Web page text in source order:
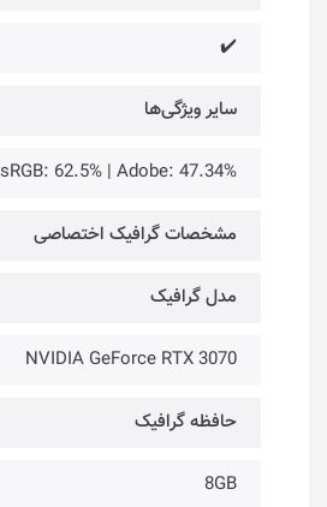
✔️
سایر ویژگی‌ها
sRGB: 62.5% | Adobe: 47.34%
مشخصات گرافیک اختصاصی
مدل گرافیک
NVIDIA GeForce RTX 3070
حافظه گرافیک
8GB